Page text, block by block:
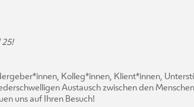
25!
Kolleg*innen, Klient*innen,
Austausch zwischen den
uns auf Ihren Besuch!